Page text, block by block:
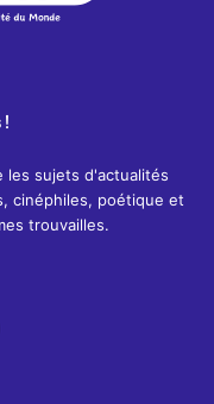
les sujets d'actualités
cinéphiles, poétique et
trouvailles.